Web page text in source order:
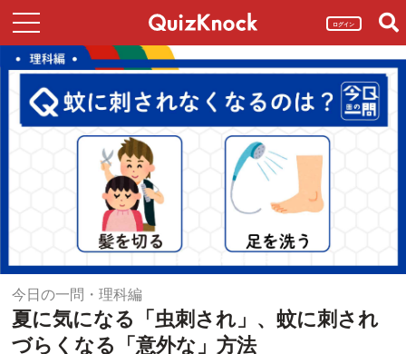
ログイン
今日の一問・理科編
夏に気になる「虫刺され」、蚊に刺され
づらくなる「意外な」方法